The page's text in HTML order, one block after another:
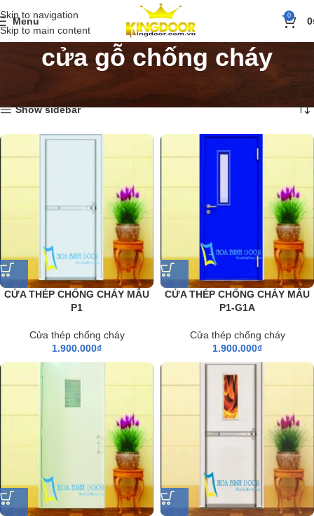
Skip to navigation
Skip to main content
Menu 0 0
cửa gỗ chống cháy
Show sidebar
CỬA THÉP CHỐNG CHÁY MẪU
P1
Cửa thép chống cháy
1.900.000₫
CỬA THÉP CHỐNG CHÁY MẪU
P1-G1A
Cửa thép chống cháy
1.900.000₫